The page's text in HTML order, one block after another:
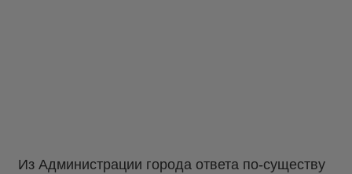
Из Администрации города ответа по-существу